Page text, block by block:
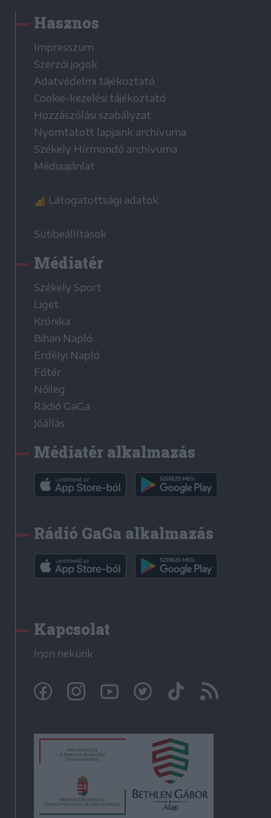
Hasznos
Impresszum
Szerzői jogok
Adatvédelmi tájékoztató
Cookie-kezelési tájékoztató
Hozzászólási szabályzat
Nyomtatott lapjaink archívuma
Székely Hírmondó archívuma
Médiaajánlat
Látogatottsági adatok
Sütibeállítások
Médiatér
Székely Sport
Liget
Krónika
Bihari Napló
Erdélyi Napló
Főtér
Nőileg
Rádió GaGa
Jóállás
Médiatér alkalmazás
Rádió GaGa alkalmazás
Kapcsolat
Írjon nekünk